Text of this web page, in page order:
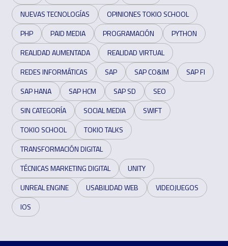
NUEVAS TECNOLOGÍAS
OPINIONES TOKIO SCHOOL
PHP
PAID MEDIA PROGRAMACIÓN
PYTHON
REALIDAD AUMENTADA
REALIDAD VIRTUAL
REDES INFORMÁTICAS
SAP SAP CO&IM
SAP FI
SAP HANA
SAP HCM SAP SD
SEO
SIN CATEGORÍA
SOCIAL MEDIA
SWIFT
TOKIO SCHOOL
TOKIO TALKS
TRANSFORMACIÓN DIGITAL
TÉCNICAS MARKETING DIGITAL
UNITY
UNREAL ENGINE
USABILIDAD WEB
VIDEOJUEGOS
IOS